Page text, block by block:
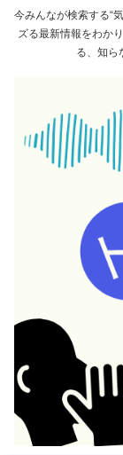
今みんなが検索する“
ズる最新情報をわか
る、知ら